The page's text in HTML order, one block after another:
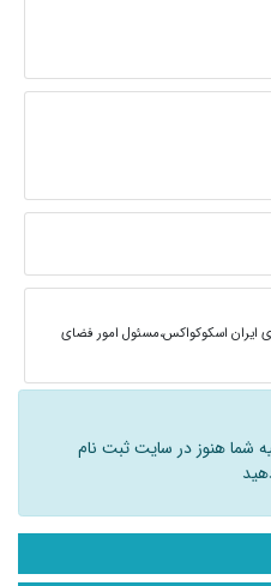
ایران اسکوکواکس،مسئول امور فضای
شما هنوز در سایت ثبت نام